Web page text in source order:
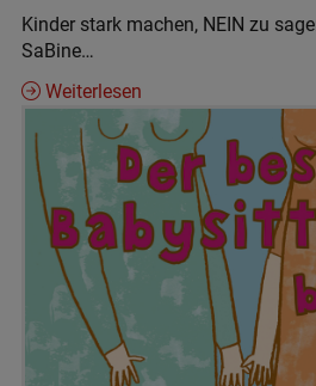
Kinder stark machen, NEIN zu
SaBine…
Weiterlesen